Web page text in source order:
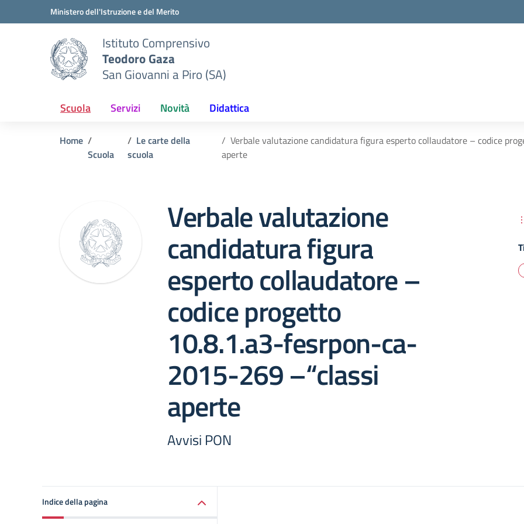
Vai ai contenuti
Vai al menu di navigazioneMinistero dell'Istruzione e del Merito
Istituto Comprensivo
Teodoro Gaza
San Giovanni a Piro (SA)
Scuola Servizi Novità Didattica
Home
Scuola
Le carte della
scuola
Verbale valutazione candidatura figura esperto collaudatore – codice
aperte
Verbale valutazione
candidatura figura
esperto collaudatore –
codice progetto
10.8.1.a3-fesrpon-ca-
2015-269 –“classi
aperte
Avvisi PON
Indice della pagina